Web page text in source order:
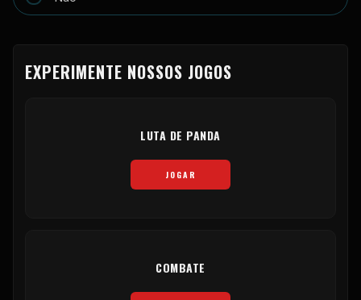
EXPERIMENTE NOSSOS JOGOS
LUTA DE PANDA
JOGAR
COMBATE